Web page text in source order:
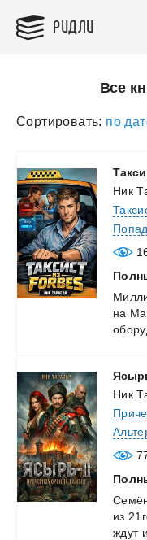
РИДЛИ
Все
Сортировать: по
Ник
на
Ник
из
ждут и